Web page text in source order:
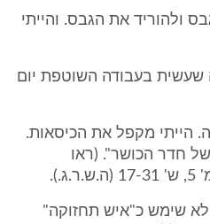
ולהוריד את הגבס. והייתי
בעבודה השוטפת יום
הייתי מקפל את הכיסאות.
של חדר הכושר". (ראו
לא שימש כ"איש תחזוקה"